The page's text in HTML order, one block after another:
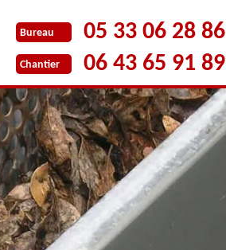
Bureau 05 33 06 28 86
Chantier 06 43 65 91 89